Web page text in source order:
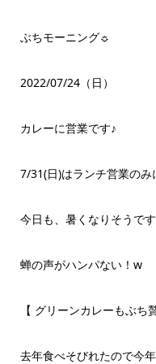
ぶちモーニング☼
2022/07/24（日）
カレーに営業です♪
7/31(日)はランチ営業のみ
今日も、暑くなりそうです
蝉の声がハンパない！‪w
【 グリーンカレーもぶち
去年食べそびれたので今